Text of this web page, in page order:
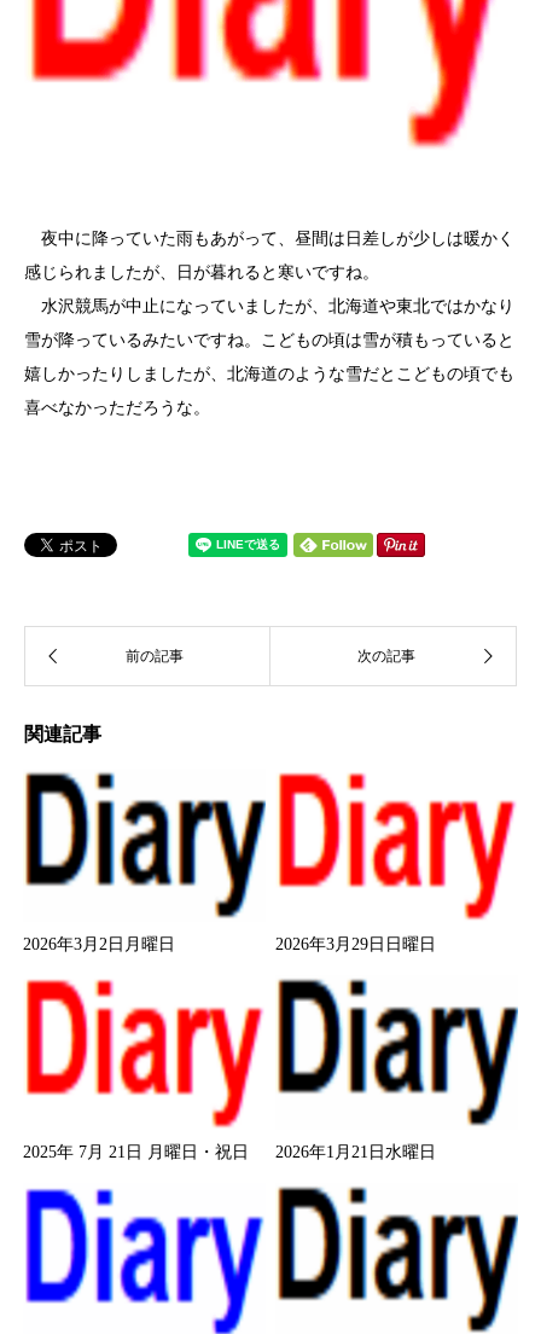
夜中に降っていた雨もあがって、昼間は日差しが少しは暖かく
感じられましたが、日が暮れると寒いですね。
水沢競馬が中止になっていましたが、北海道や東北ではかなり
雪が降っているみたいですね。こどもの頃は雪が積もっていると
嬉しかったりしましたが、北海道のような雪だとこどもの頃でも
喜べなかっただろうな。
関連記事
2026年3月2日月曜日 2026年3月29日日曜日
2025年 7月 21日 月曜日・祝日 2026年1月21日水曜日